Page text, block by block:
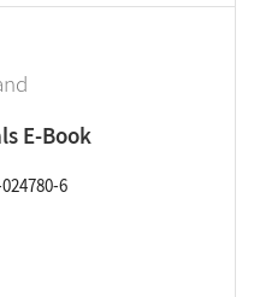
E-Book
6